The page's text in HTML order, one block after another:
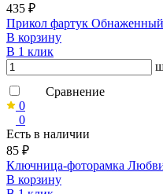
435 ₽
Прикол фaртук
В корзину
В 1 клик
Сравнение
0
0
Есть в наличии
85 ₽
Ключница-фоторамка
В корзину